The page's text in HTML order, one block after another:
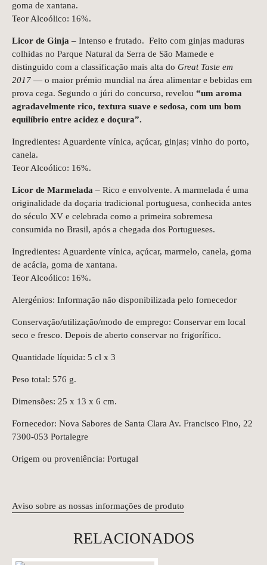
goma de xantana.
Teor Alcoólico: 16%.
Licor de Ginja – Intenso e frutado. Feito com ginjas maduras
colhidas no Parque Natural da Serra de São Mamede e
distinguido com a classificação mais alta do Great Taste em
2017 — o maior prémio mundial na área alimentar e bebidas em
prova cega. Segundo o júri do concurso, revelou “um aroma
agradavelmente rico, textura suave e sedosa, com um bom
equilíbrio entre acidez e doçura”.
Ingredientes: Aguardente vínica, açúcar, ginjas; vinho do porto,
canela.
Teor Alcoólico: 16%.
Licor de Marmelada – Rico e envolvente. A marmelada é uma
originalidade da doçaria tradicional portuguesa, conhecida antes
do século XV e celebrada como a primeira sobremesa
consumida no Brasil, após a chegada dos Portugueses.
Ingredientes: Aguardente vínica, açúcar, marmelo, canela, goma
de acácia, goma de xantana.
Teor Alcoólico: 16%.
Alergénios: Informação não disponibilizada pelo fornecedor
Conservação/utilização/modo de emprego: Conservar em local
seco e fresco. Depois de aberto conservar no frigorífico.
Quantidade líquida: 5 cl x 3
Peso total: 576 g.
Dimensões: 25 x 13 x 6 cm.
Fornecedor: Nova Sabores de Santa Clara Av. Francisco Fino, 22
7300-053 Portalegre
Origem ou proveniência: Portugal
Aviso sobre as nossas informações de produto
RELACIONADOS